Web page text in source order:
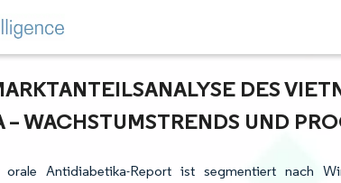
DES
WACHSTUMSTRENDS UND
Antidiabetika-Report ist segmentiert nach